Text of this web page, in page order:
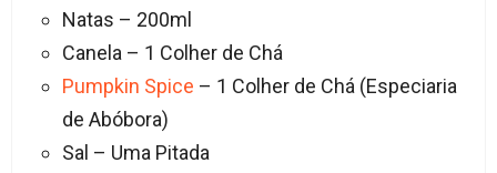
Natas – 200ml
Canela – 1 Colher de Chá
Pumpkin Spice – 1 Colher de Chá (Especiaria
de Abóbora)
Sal – Uma Pitada